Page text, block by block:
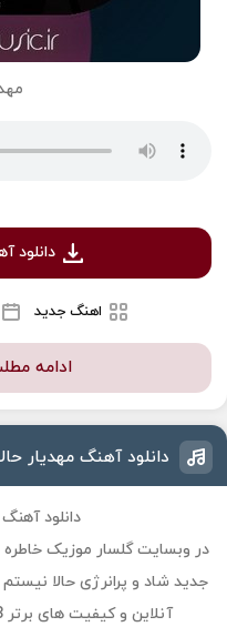
دانلود
اهنگ جدید
ادامه
دانلود آهنگ مهدیار
دانلود
در وبسایت گلسار موزیک خاطره
جدید شاد و پرانرژی حالا
آنلاین و کیفیت های برتر 128 و 320 Mp3 با لینک مستقیم